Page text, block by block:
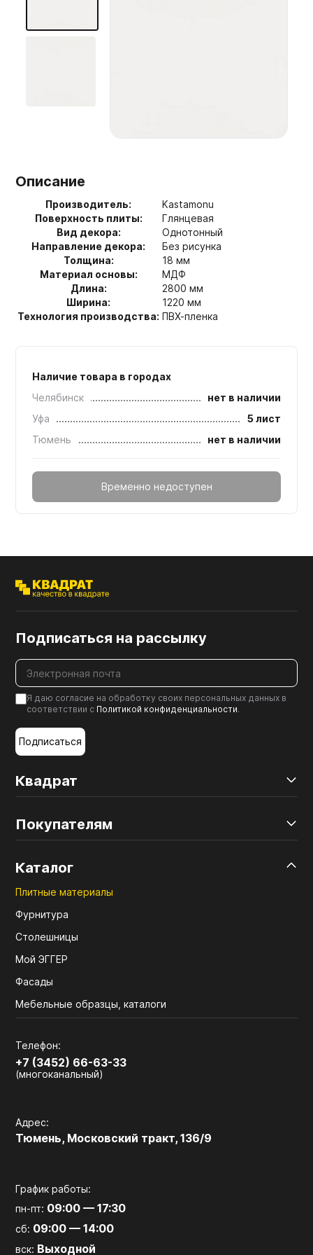
Описание
Производитель:
Kastamonu
Поверхность плиты:
Глянцевая
Вид декора:
Однотонный
Направление декора:
Без рисунка
Толщина:
18 мм
Материал основы:
МДФ
Длина:
2800 мм
Ширина:
1220 мм
Технология производства: ПВХ-пленка
Наличие товара в городах
Челябинск
нет в наличии
Уфа
5 лист
Тюмень
нет в наличии
Временно недоступен
Квадрат
Покупателям
Каталог
Плитные материалы
Фурнитура
Столешницы
Мой ЭГГЕР
Фасады
Мебельные образцы, каталоги
Телефон:
+7 (3452) 66-63-33
(многоканальный)
Адрес:
Тюмень, Московский тракт, 136/9
График работы:
пн-пт: 09:00 — 17:30
сб: 09:00 — 14:00
вск: Выходной
Подписаться на рассылку
Я даю согласие на обработку своих персональных данных в
соответствии с Политикой конфиденциальности.
Подписаться